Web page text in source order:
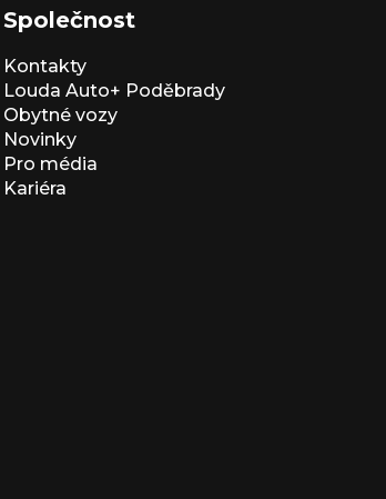
Společnost
Kontakty
Louda Auto+ Poděbrady
Obytné vozy
Novinky
Pro média
Kariéra